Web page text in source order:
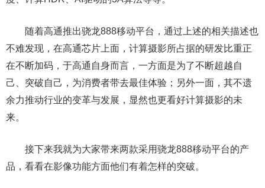
随着高通推出骁龙888移动平台，通过上述的相关描述也
不难发现，在高通芯片上面，计算摄影所占据的研发比重正
在不断加码，于高通自身而言，一方面是为了不断超越自
己、突破自己，为消费者带去最佳体验；另外一面，其不遗
余力推动行业的变革与发展，显然也更看好计算摄影的未
来。
接下来我就为大家带来两款采用骁龙888移动平台的产
品，看看在影像功能方面他们有着怎样的突破。